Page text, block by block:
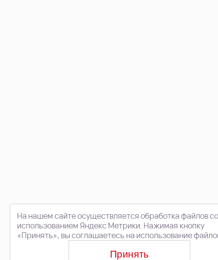
На нашем сайте осуществляется обработка файлов
использованием Яндекс Метрики. Нажимая кнопку
«Принять», вы соглашаетесь на использование
Принять